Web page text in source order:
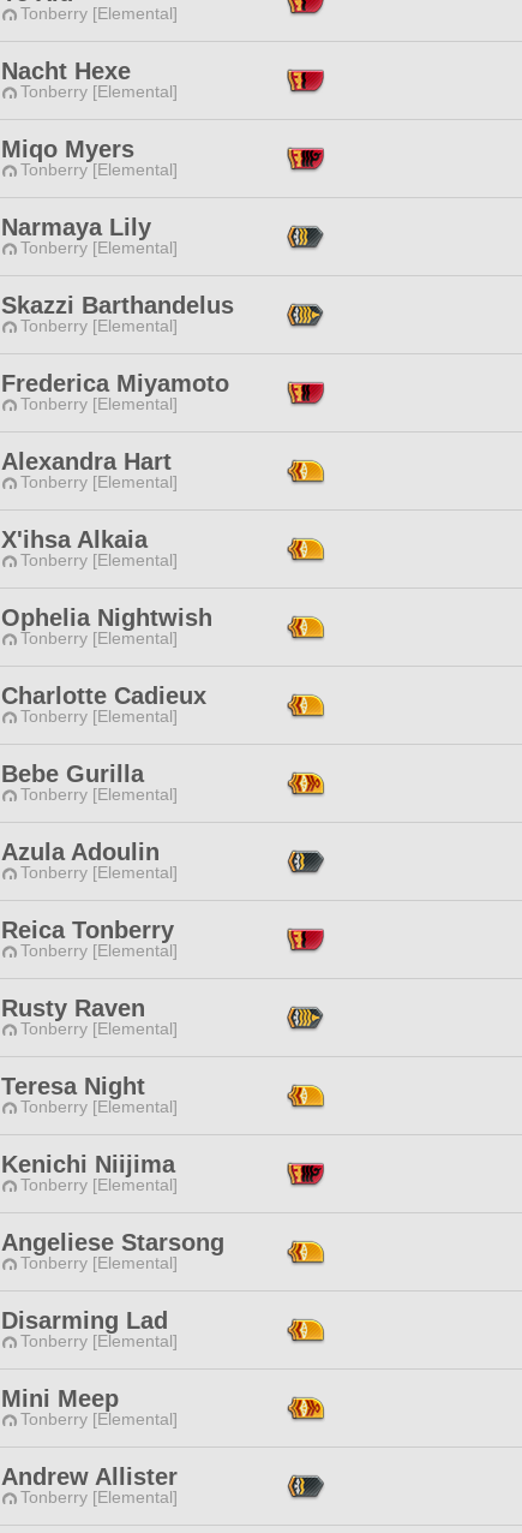
Tonberry [Elemental]
Nacht Hexe
Tonberry [Elemental]
Miqo Myers
Tonberry [Elemental]
Narmaya Lily
Tonberry [Elemental]
Skazzi Barthandelus
Tonberry [Elemental]
Frederica Miyamoto
Tonberry [Elemental]
Alexandra Hart
Tonberry [Elemental]
X'ihsa Alkaia
Tonberry [Elemental]
Ophelia Nightwish
Tonberry [Elemental]
Charlotte Cadieux
Tonberry [Elemental]
Bebe Gurilla
Tonberry [Elemental]
Azula Adoulin
Tonberry [Elemental]
Reica Tonberry
Tonberry [Elemental]
Rusty Raven
Tonberry [Elemental]
Teresa Night
Tonberry [Elemental]
Kenichi Niijima
Tonberry [Elemental]
Angeliese Starsong
Tonberry [Elemental]
Disarming Lad
Tonberry [Elemental]
Mini Meep
Tonberry [Elemental]
Andrew Allister
Tonberry [Elemental]